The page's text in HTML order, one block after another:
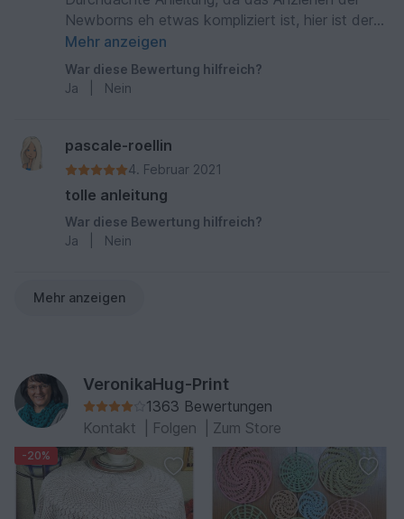
Newborns eh etwas kompliziert ist, hier ist der
Kopf durch das Öffnen des Latzes gut zum
Durchschlupfen, Muster sieht edel aus. Gute
Beschreibung, danke
Mehr anzeigen
War diese Bewertung hilfreich?
Ja
Nein
pascale-roellin
4. Februar 2021
tolle anleitung
War diese Bewertung hilfreich?
Ja
Nein
Mehr anzeigen
VeronikaHug-Print
1363 Bewertungen
Kontakt
Folgen Zum Store
-20%